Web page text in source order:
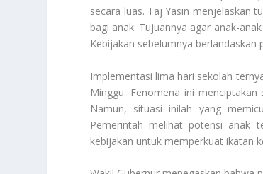
secara luas. Taj Yasin menjelaskan
bagi anak. Tujuannya agar anak-
Kebijakan sebelumnya
Implementasi lima hari sekolah
Minggu. Fenomena ini
Namun, situasi inilah yang
Pemerintah melihat potensi anak
kebijakan untuk memperkuat ikatan